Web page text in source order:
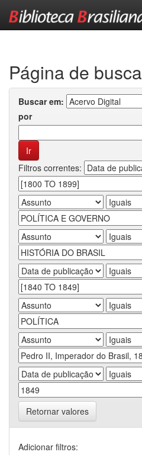
Página de busca
Buscar em:
por
Filtros correntes:
Retornar valores
Adicionar filtros: